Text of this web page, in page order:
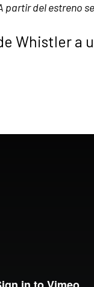
partir del estreno
Whistler a